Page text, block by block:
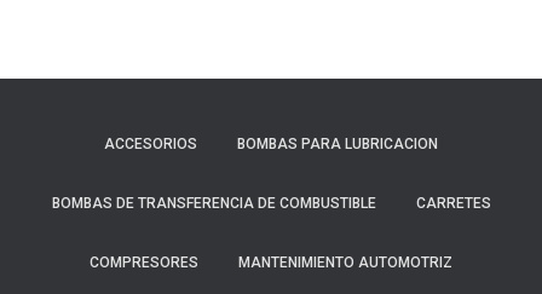
ACCESORIOS BOMBAS PARA LUBRICACION
BOMBAS DE TRANSFERENCIA DE COMBUSTIBLE CARRETES
COMPRESORES MANTENIMIENTO AUTOMOTRIZ